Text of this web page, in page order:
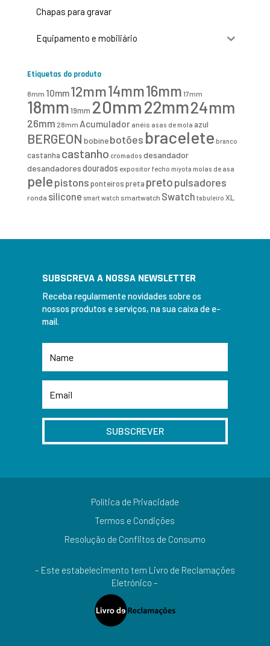
Chapas para gravar
Equipamento e mobiliário
Etiquetas do produto
8mm 10mm12mm14mm16mm 17mm
18mm19mm 20mm22mm24mm
26mm 28mm Acumulador anéis asas de mola azul
BERGEON bobinebotões bracelete branco
castanha castanho cromados desandador
desandadoresdourados expositor fecho miyota molas de asa
pelepistonsponteirospreta pretopulsadores
ronda silicone smart watch smartwatch Swatch tabuleiro XL
SUBSCREVA A NOSSA NEWSLETTER
Receba regularmente novidades sobre os
nossos produtos e serviços, na sua caixa de e-
mail.
SUBSCREVER
Política de Privacidade
Termos e Condições
Resolução de Conflitos de Consumo
– Este estabelecimento tem Livro de Reclamações
Eletrónico –